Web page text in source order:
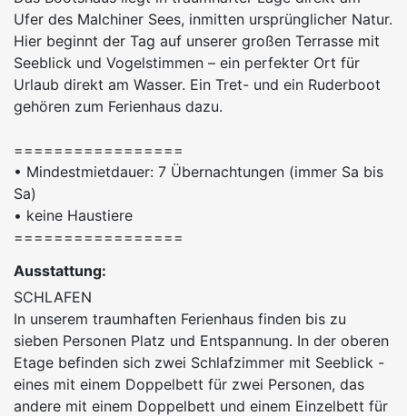
Ufer des Malchiner Sees, inmitten ursprünglicher Natur.
Hier beginnt der Tag auf unserer großen Terrasse mit
Seeblick und Vogelstimmen – ein perfekter Ort für
Urlaub direkt am Wasser. Ein Tret- und ein Ruderboot
gehören zum Ferienhaus dazu.
=================
• Mindestmietdauer: 7 Übernachtungen (immer Sa bis
Sa)
• keine Haustiere
=================
Ausstattung:
SCHLAFEN
In unserem traumhaften Ferienhaus finden bis zu
sieben Personen Platz und Entspannung. In der oberen
Etage befinden sich zwei Schlafzimmer mit Seeblick -
eines mit einem Doppelbett für zwei Personen, das
andere mit einem Doppelbett und einem Einzelbett für